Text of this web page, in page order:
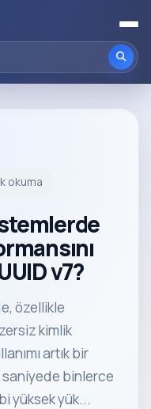
okuma
v7?
özellikle
kimlik
artık bir
binlerce
yüksek yük...